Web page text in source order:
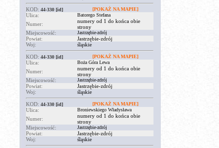
KOD: 44-330 [id] [POKAŻ NA MAPIE]
Ulica: Batorego Stefana
Numer:
numery od 1 do końca obie
strony
Miejscowość:
Jastrzębie-zdrój
Powiat:
Jastrzębie-zdrój
Woj:
śląskie
KOD: 44-330 [id] [POKAŻ NA MAPIE]
Ulica: Boża Góra Lewa
Numer:
numery od 1 do końca obie
strony
Miejscowość:
Jastrzębie-zdrój
Powiat:
Jastrzębie-zdrój
Woj:
śląskie
KOD: 44-330 [id] [POKAŻ NA MAPIE]
Ulica: Broniewskiego Władysława
Numer:
numery od 1 do końca obie
strony
Miejscowość:
Jastrzębie-zdrój
Powiat:
Jastrzębie-zdrój
Woj:
śląskie